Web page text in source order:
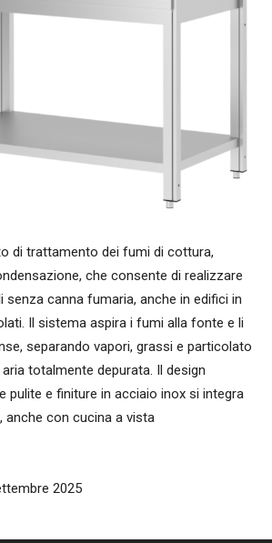
di trattamento dei fumi di cottura,
che consente di realizzare
canna fumaria, anche in edifici in
Il sistema aspira i fumi alla fonte e li
separando vapori, grassi e particolato
totalmente depurata. Il design
pulite e finiture in acciaio inox si integra
anche con cucina a vista
2025